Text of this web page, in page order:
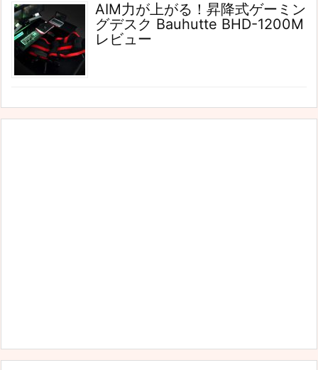
AIM力が上がる！昇降式ゲーミン
グデスク Bauhutte BHD-1200M
レビュー